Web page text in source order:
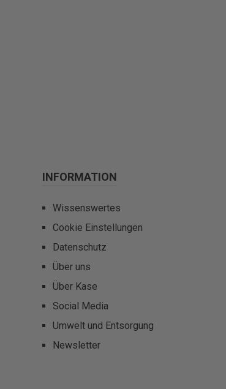
INFORMATION
Wissenswertes
Cookie Einstellungen
Datenschutz
Über uns
Über Kase
Social Media
Umwelt und Entsorgung
Newsletter